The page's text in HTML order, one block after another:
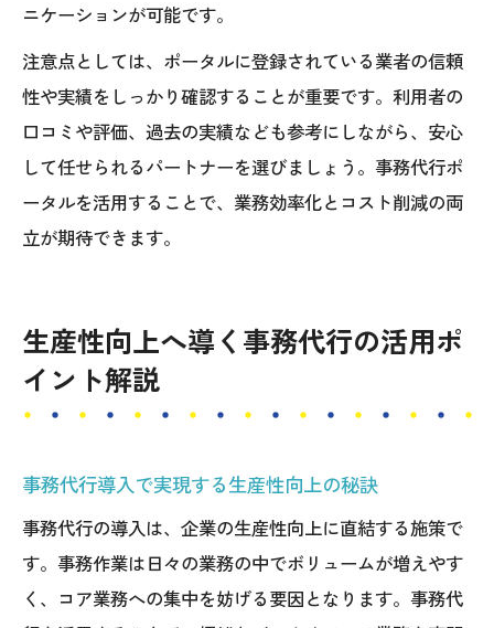
ニケーションが可能です。
注意点としては、ポータルに登録されている業者の信頼
性や実績をしっかり確認することが重要です。利用者の
口コミや評価、過去の実績なども参考にしながら、安心
して任せられるパートナーを選びましょう。事務代行ポ
ータルを活用することで、業務効率化とコスト削減の両
立が期待できます。
生産性向上へ導く事務代行の活用ポ
イント解説
事務代行導入で実現する生産性向上の秘訣
事務代行の導入は、企業の生産性向上に直結する施策で
す。事務作業は日々の業務の中でボリュームが増えやす
く、コア業務への集中を妨げる要因となります。事務代